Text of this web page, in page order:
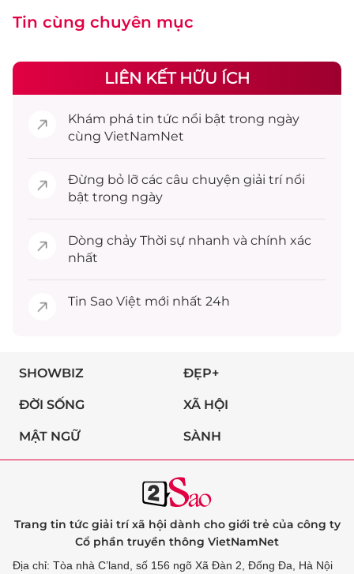
Tin cùng chuyên mục
LIÊN KẾT HỮU ÍCH
Khám phá tin tức nổi bật trong ngày
cùng VietNamNet
Đừng bỏ lỡ các câu chuyện giải trínổi
bật trong ngày
Dòng chảy Thời sự nhanh và chính xác
nhất
Tin Sao Việt mới nhất 24h
SHOWBIZ ĐẸP+
ĐỜI SỐNG XÃ HỘI
MẬT NGỮ SÀNH
Trang tin tức giải trí xã hội dành cho giới trẻ của công ty
Cổ phần truyền thông VietNamNet
Địa chỉ: Tòa nhà C’land, số 156 ngõ Xã Đàn 2, Đống Đa, Hà Nội